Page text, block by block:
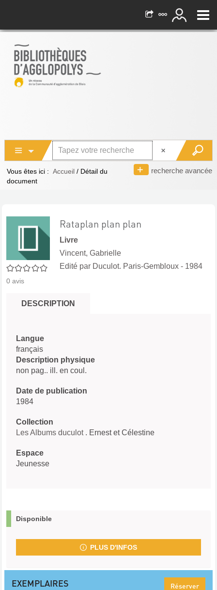
recherche avancée
Vous êtes ici : Accueil / Détail du
document
0/5
0 avis
Rataplan plan plan
Livre
Vincent, Gabrielle
Edité par Duculot. Paris-Gembloux - 1984
DESCRIPTION
Langue
français
Description physique
non pag.. ill. en coul.
Date de publication
1984
Collection
Les Albums duculot . Ernest et Célestine
Espace
Jeunesse
Disponible
PLUS D'INFOS
EXEMPLAIRES Réserver